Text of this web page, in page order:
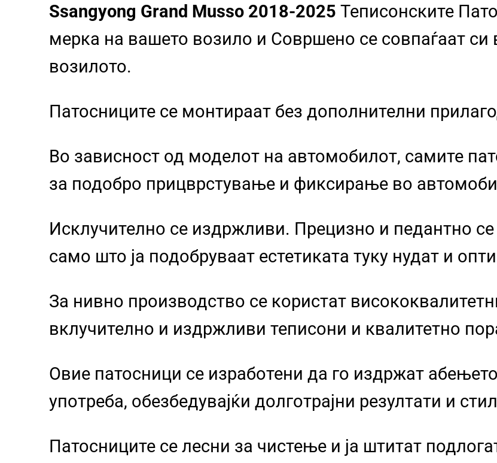
Ssangyong Grand Musso 2018-2025 Теписонските
мерка на вашето возило и Совршено се совпаѓаат си
возилото.
Патосниците се монтираат без дополнителни
Во зависност од моделот на автомобилот, самите
за подобро прицврстување и фиксирање во
Исклучително се издржливи. Прецизно и педантно
само што ја подобруваат естетиката туку нудат и
За нивно производство се користат
вклучително и издржливи теписони и квалитетно
Овие патосници се изработени да го издржат
употреба, обезбедувајќи долготрајни резултати и
Патосниците се лесни за чистење и ја штитат